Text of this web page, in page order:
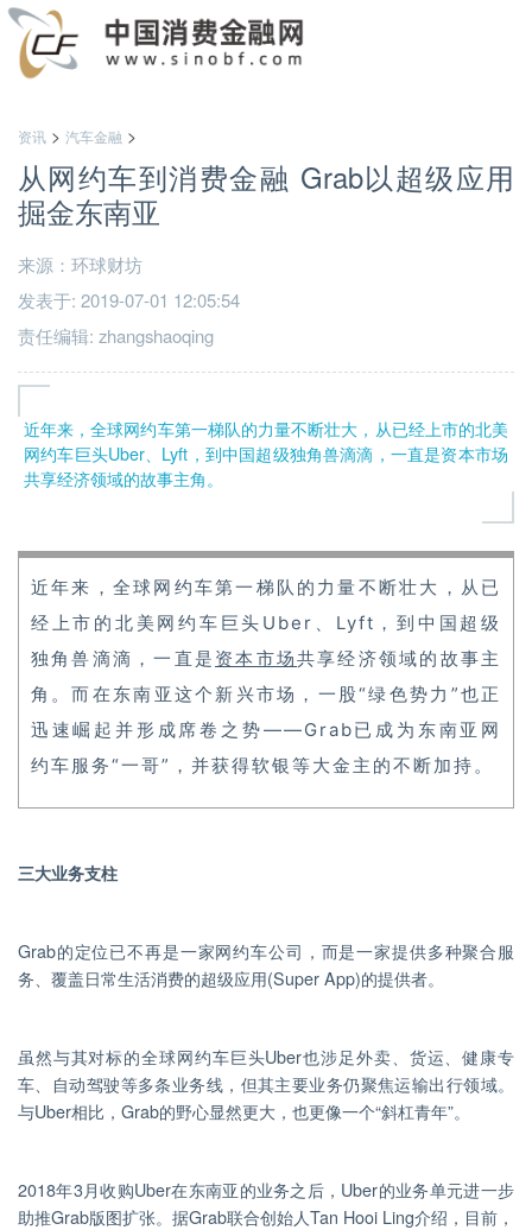
资讯> 汽车金融 >
从网约车到消费金融 Grab以超级应用
掘金东南亚
来源：环球财坊
发表于: 2019-07-01 12:05:54
责任编辑: zhangshaoqing
近年来，全球网约车第一梯队的力量不断壮大，从已经上市的北美
网约车巨头Uber、Lyft，到中国超级独角兽滴滴，一直是资本市场
共享经济领域的故事主角。
近年来，全球网约车第一梯队的力量不断壮大，从已
经上市的北美网约车巨头Uber、Lyft，到中国超级
独角兽滴滴，一直是 资本市场共享经济领域的故事主
角。而在东南亚这个新兴市场，一股“绿色势力”也正
迅速崛起并形成席卷之势——Grab已成为东南亚网
约车服务“一哥”，并获得软银等大金主的不断加持。
三大业务支柱
Grab的定位已不再是一家网约车公司，而是一家提供多种聚合服
务、覆盖日常生活消费的超级应用(Super App)的提供者。
虽然与其对标的全球网约车巨头Uber也涉足外卖、货运、健康专
车、自动驾驶等多条业务线，但其主要业务仍聚焦运输出行领域。
与Uber相比，Grab的野心显然更大，也更像一个“斜杠青年”。
2018年3月收购Uber在东南亚的业务之后，Uber的业务单元进一步
助推Grab版图扩张。据Grab联合创始人Tan Hooi Ling介绍，目前，